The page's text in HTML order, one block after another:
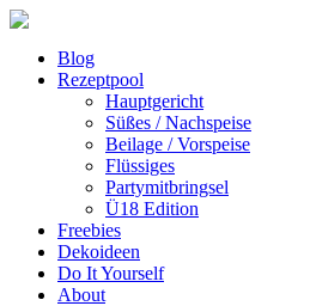
Blog
Rezeptpool
Hauptgericht
Süßes / Nachspeise
Beilage / Vorspeise
Flüssiges
Partymitbringsel
Ü18 Edition
Freebies
Dekoideen
Do It Yourself
About